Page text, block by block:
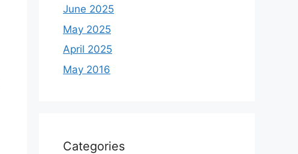
June 2025
May 2025
April 2025
May 2016
Categories